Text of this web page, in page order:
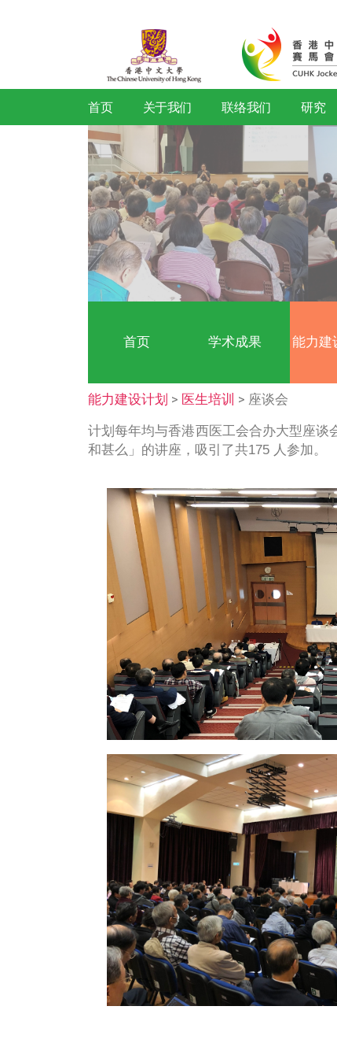
首页 关于我们 联络我们
首页 学术成果
能力建设计划>医生培训> 座
计划每年均与香港西医工会合
和甚么」的讲座，吸引了共175